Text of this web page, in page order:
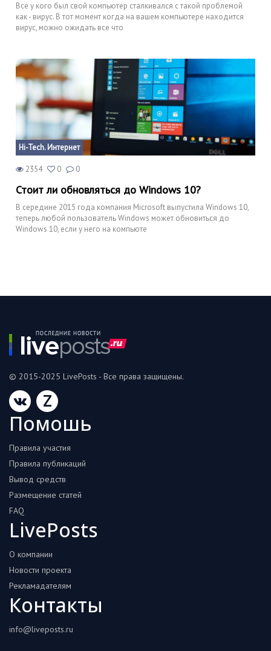
Все у кого был свой компьютер сталкивался с такой проблемой
как - вирус. В тот момент когда на вашем компьютере находится
вирус, можно ожидать все что
Hi-Tech. Интернет
2354 0 0
Стоит ли обновляться до Windows 10?
В середине 2015 года компания Microsoft выпустила Windows 10,
теперь любой пользователь Windows может обновиться до
Windows 10, если у него на компьюте
© 2015-2025 LivePosts - Все права защищены.
Z
Помошь
Правила участия
Правила публикаций
Вывод средств
Размещение статей
FAQ
LivePosts
О компании
Новости проекта
Рекламадателям
Контакты
info@liveposts.ru